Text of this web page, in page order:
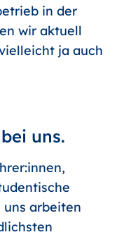
in der
wir aktuell
ja auch
uns.
arbeiten